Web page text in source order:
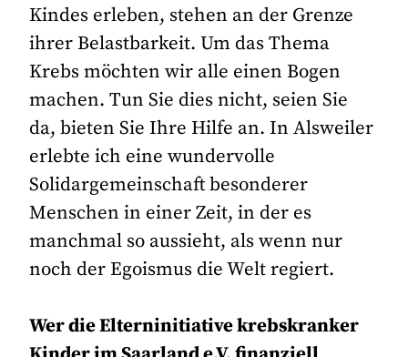
Kindes erleben, stehen an der Grenze
ihrer Belastbarkeit. Um das Thema
Krebs möchten wir alle einen Bogen
machen. Tun Sie dies nicht, seien Sie
da, bieten Sie Ihre Hilfe an. In Alsweiler
erlebte ich eine wundervolle
Solidargemeinschaft besonderer
Menschen in einer Zeit, in der es
manchmal so aussieht, als wenn nur
noch der Egoismus die Welt regiert.
Wer die Elterninitiative krebskranker